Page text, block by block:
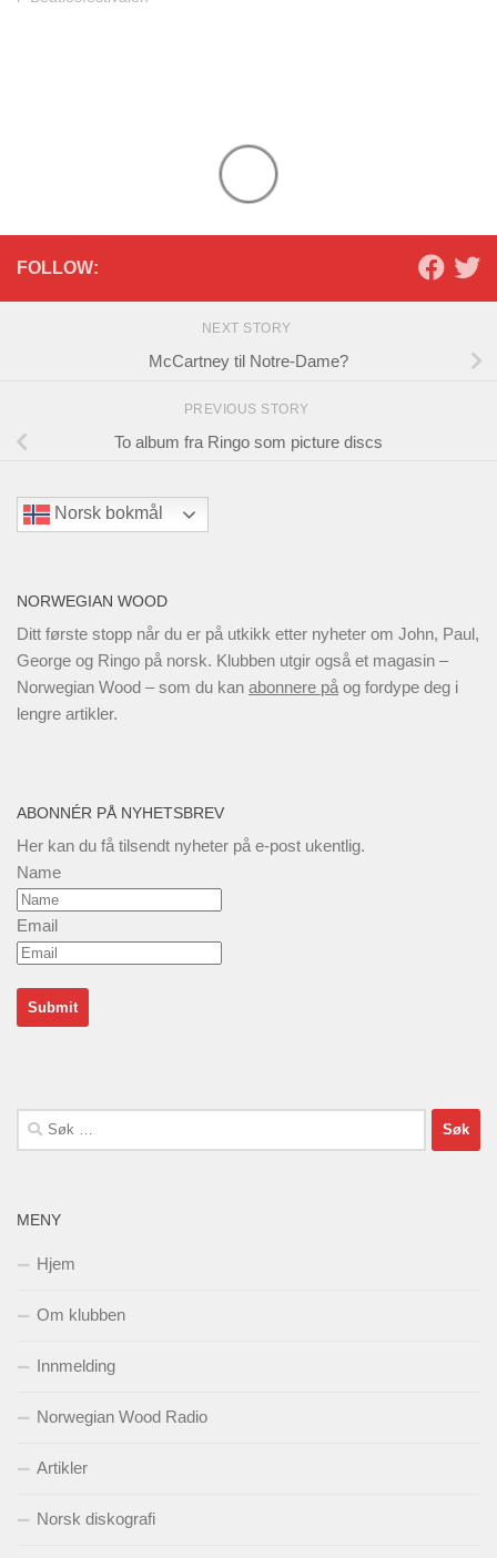
FOLLOW:
NEXT STORY
McCartney til Notre-Dame?
PREVIOUS STORY
To album fra Ringo som picture discs
Norsk bokmål
NORWEGIAN WOOD
Ditt første stopp når du er på utkikk etter nyheter om John, Paul,
George og Ringo på norsk. Klubben utgir også et magasin –
Norwegian Wood – som du kan abonnere på og fordype deg i
lengre artikler.
ABONNÉR PÅ NYHETSBREV
Her kan du få tilsendt nyheter på e-post ukentlig.
Name
Email
Søk
etter:
MENY
Hjem
Om klubben
Innmelding
Norwegian Wood Radio
Artikler
Norsk diskografi